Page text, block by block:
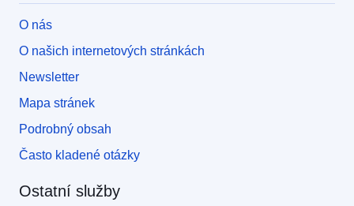
O nás
O našich internetových stránkách
Newsletter
Mapa stránek
Podrobný obsah
Často kladené otázky
Ostatní služby